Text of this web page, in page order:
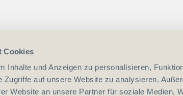
Cookies
Inhalte und Anzeigen zu personalisieren,
Zugriffe auf unsere Website zu analysieren.
Website an unsere Partner für soziale Medien,